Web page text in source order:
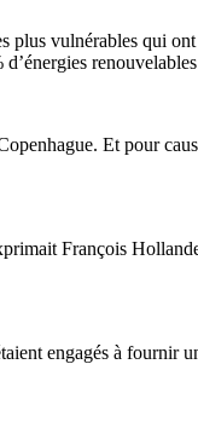
plus vulnérables qui
Et pour
François
engagés à fournir